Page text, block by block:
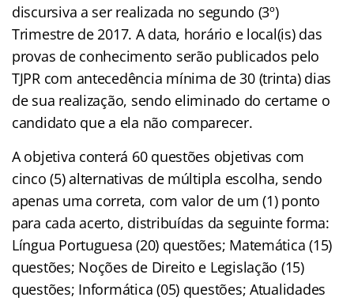
discursiva a ser realizada no segundo (3º)
Trimestre de 2017. A data, horário e local(is) das
provas de conhecimento serão publicados pelo
TJPR com antecedência mínima de 30 (trinta) dias
de sua realização, sendo eliminado do certame o
candidato que a ela não comparecer.
A objetiva conterá 60 questões objetivas com
cinco (5) alternativas de múltipla escolha, sendo
apenas uma correta, com valor de um (1) ponto
para cada acerto, distribuídas da seguinte forma:
Língua Portuguesa (20) questões; Matemática (15)
questões; Noções de Direito e Legislação (15)
questões; Informática (05) questões; Atualidades